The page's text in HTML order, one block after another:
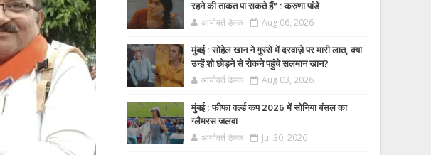
रहने की ताकत पा सकते हैं” : करुणा पांडे
आर्यावर्त डेस्क Aug 06, 2026
मुंबई : सोहेल खान ने गुस्से में दरवाज़े पर मारी लात, क्या
उन्हें शो छोड़ने से रोकने पहुंचे सलमान खान?
आर्यावर्त डेस्क Aug 03, 2026
मुंबई : फीफा वर्ल्ड कप 2026 में सोनिया बंसल का
ग्लैमरस जलवा
आर्यावर्त डेस्क Jul 30, 2026